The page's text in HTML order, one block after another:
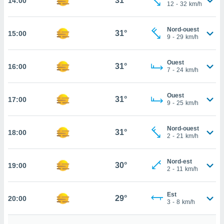
votre
en
au
web.
12 - 32 km/h
15:00 31°
Nord-ouest
9 - 29 km/h
16:00 31°
Ouest
7 - 24 km/h
17:00 31°
Ouest
9 - 25 km/h
18:00 31°
Nord-ouest
2 - 21 km/h
19:00 30°
Nord-est
2 - 11 km/h
20:00 29°
Est
3 - 8 km/h